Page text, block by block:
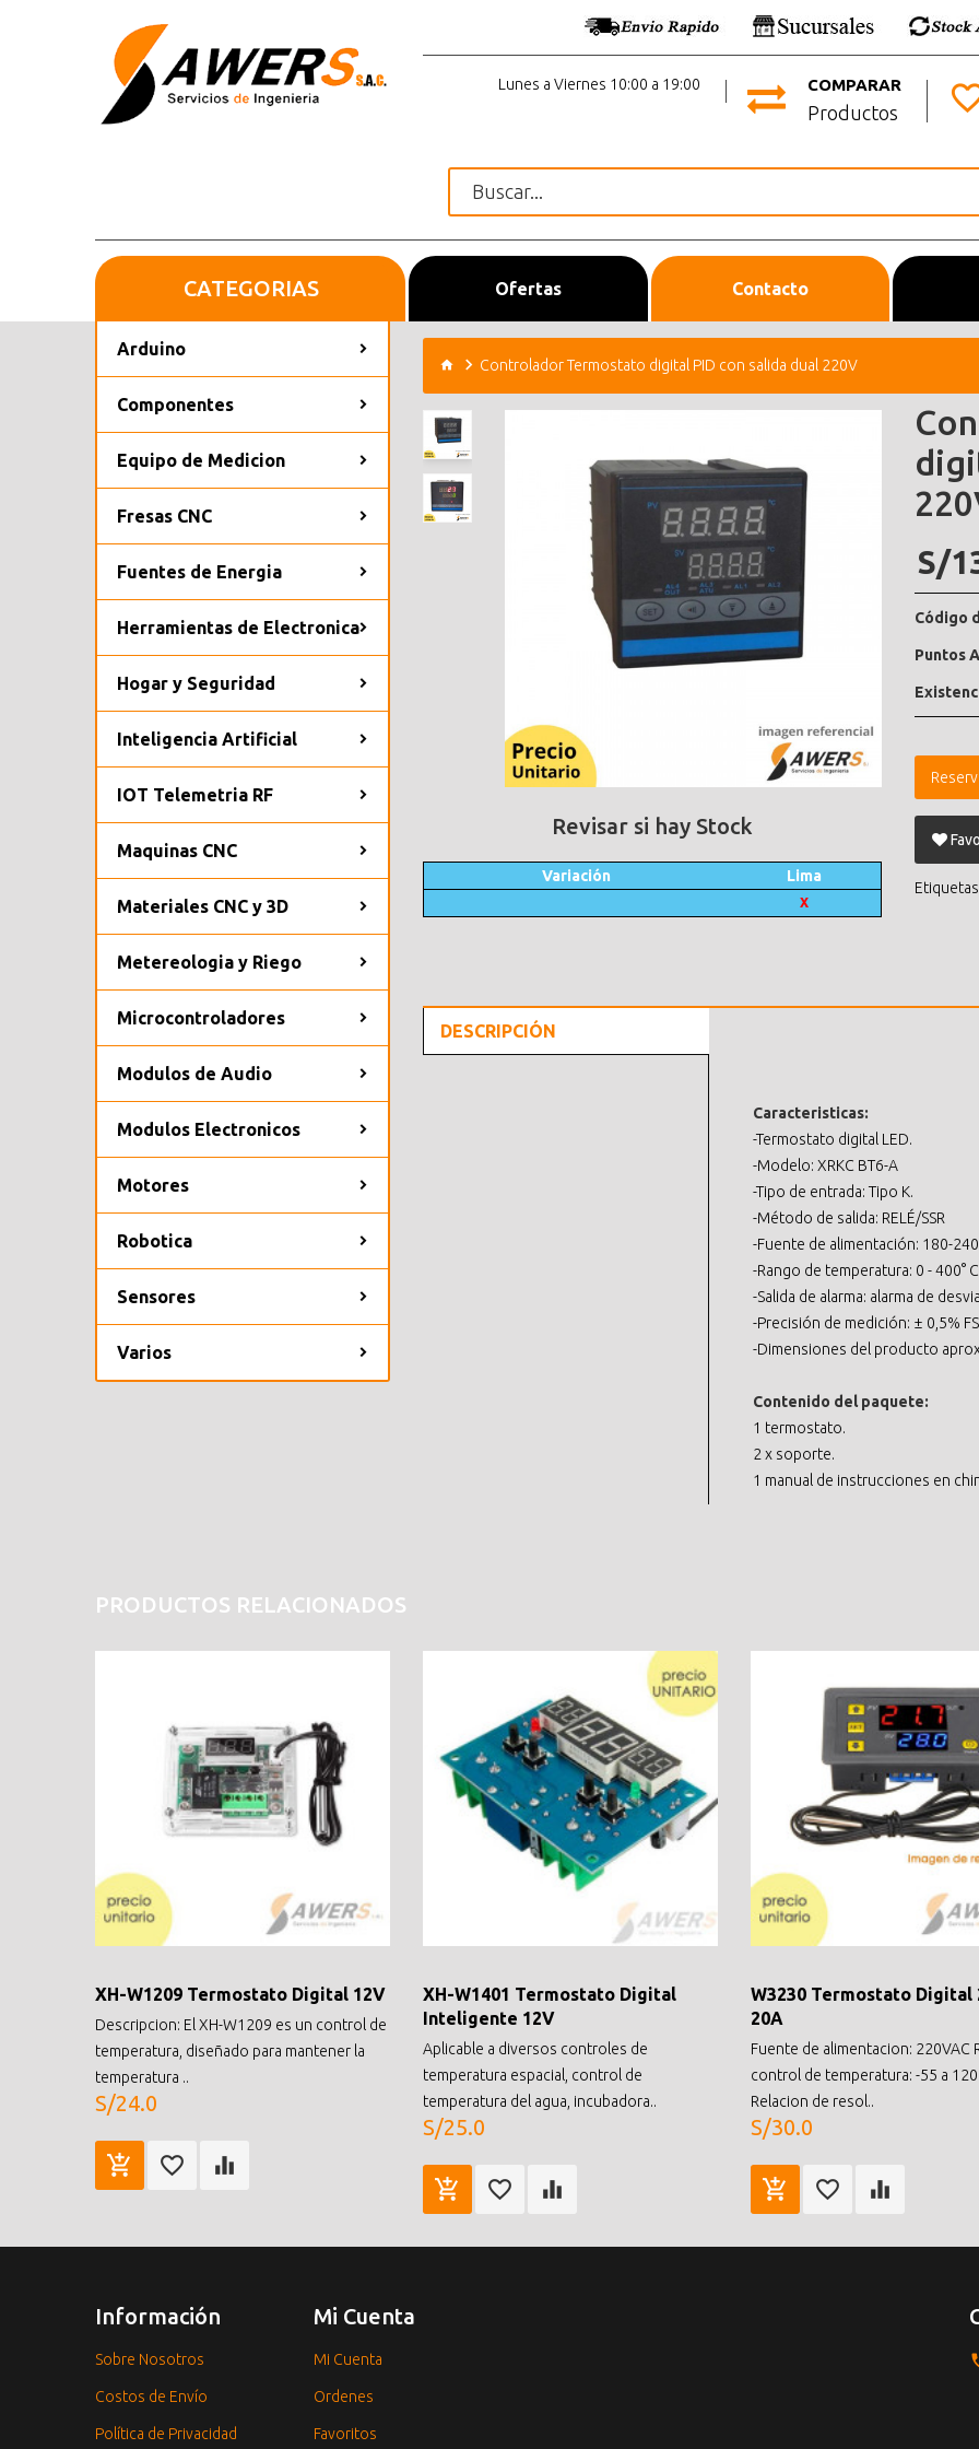
COMPARAR
Productos
Lunes a Viernes 10:00 a 19:00
Inicio Ofertas Contacto
CATEGORIAS
Arduino
Componentes
Equipo de Medicion
Fresas CNC
Fuentes de Energia
Herramientas de Electronica
Hogar y Seguridad
Inteligencia Artificial
IOT Telemetria RF
Maquinas CNC
Materiales CNC y 3D
Metereologia y Riego
Microcontroladores
Modulos de Audio
Modulos Electronicos
Motores
Robotica
Sensores
Varios
Controlador Termostato digital PID con salida dual 220V
Revisar si hay Stock
Variación Lima
X
S/
Código
Puntos
DESCRIPCIÓN
Caracteristicas:
-Termostato digital LED.
-Modelo: XRKC BT6-A
-Tipo de entrada: Tipo K.
-Método de salida: RELÉ/SSR
-Fuente de alimentación: 180-
-Rango de temperatura: 0 - 400° C
-Salida de alarma: alarma de
-Precisión de medición: ± 0,5%
-Dimensiones del producto
Contenido del paquete:
1 termostato.
2 x soporte.
1 manual de instrucciones en
PRODUCTOS RELACIONADOS
XH-W1209 Termostato Digital 12V
Descripcion: El XH-W1209 es un control de
temperatura, diseñado para mantener la
temperatura ..
S/24.0
XH-W1401 Termostato Digital
Inteligente 12V
Aplicable a diversos controles de
temperatura espacial, control de
temperatura del agua, incubadora..
S/25.0
W3230 Termostato Digital
20A
Fuente de alimentacion: 220VAC
control de temperatura: -55 a
Relacion de resol..
S/30.0
Información
Sobre Nosotros
Costos de Envío
Política de Privacidad
Mi Cuenta
Mi Cuenta
Ordenes
Favoritos